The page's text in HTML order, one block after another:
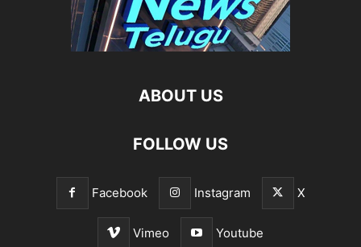
ABOUT US
FOLLOW US
Facebook Instagram X
Vimeo Youtube